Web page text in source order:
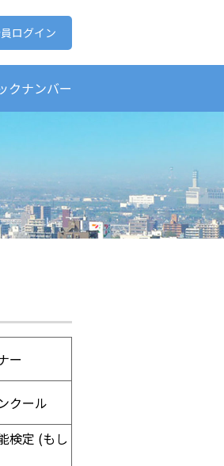
ログイン
クナンバー
ー
クール
検定 (もし